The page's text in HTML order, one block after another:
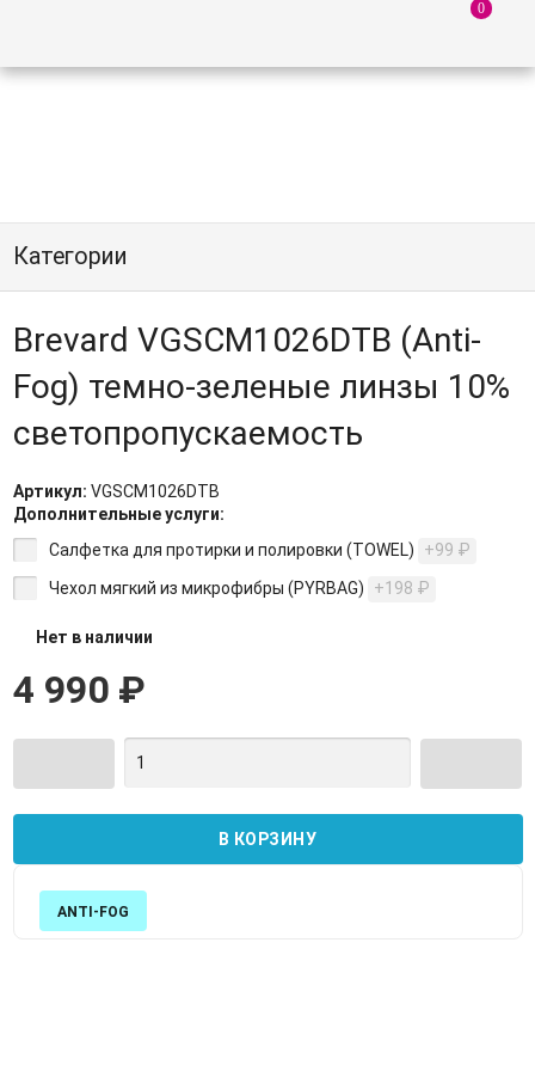
Категории
Brevard VGSCM1026DTB (Anti-
Fog) темно-зеленые линзы 10%
светопропускаемость
Артикул: VGSCM1026DTB
Дополнительные услуги:
Салфетка для протирки и полировки (TOWEL)
+99 ₽
Чехол мягкий из микрофибры (PYRBAG)
+198 ₽
Нет в наличии
4 990 ₽
ANTI-FOG